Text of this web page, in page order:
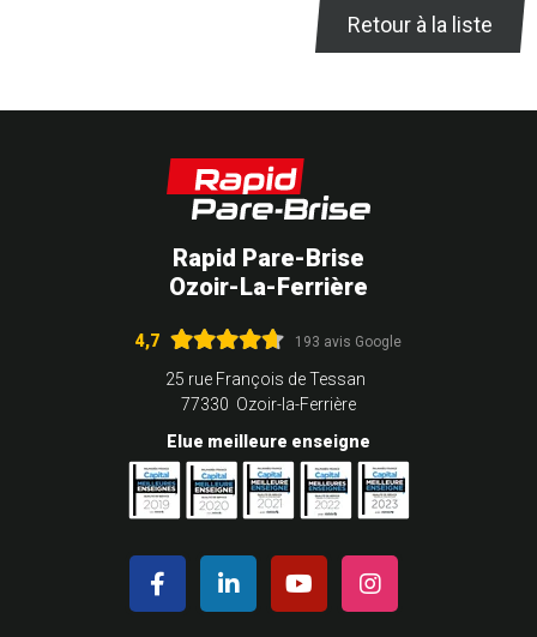
Retour à la liste
Rapid Pare-Brise
Ozoir-La-Ferrière
4,7 193 avis Google
25 rue François de Tessan
77330 Ozoir-la-Ferrière
Elue meilleure enseigne